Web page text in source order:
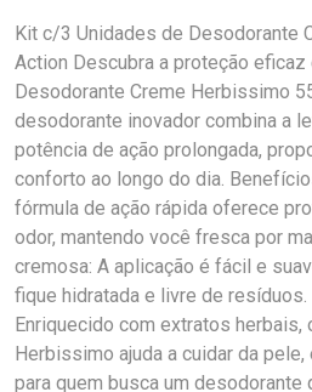
Kit c/3 Unidades de Desodorante
Action Descubra a proteção eficaz
Desodorante Creme Herbissimo
desodorante inovador combina a
potência de ação prolongada,
conforto ao longo do dia.
fórmula de ação rápida oferece
odor, mantendo você fresca por
cremosa: A aplicação é fácil e
fique hidratada e livre de
Enriquecido com extratos herbais,
Herbissimo ajuda a cuidar da
para quem busca um desodorante